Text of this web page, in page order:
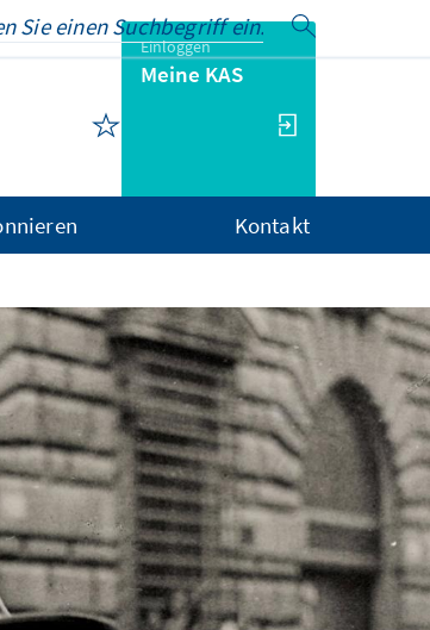
Einloggen
Meine KAS
Kontakt